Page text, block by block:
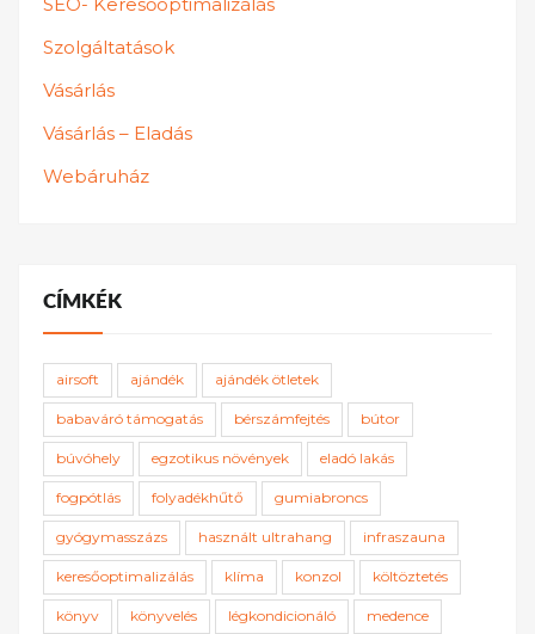
Szolgáltatások
Vásárlás
Vásárlás – Eladás
Webáruház
CÍMKÉK
airsoft ajándék ajándék ötletek
babaváró támogatás bérszámfejtés bútor
búvóhely egzotikus növények eladó lakás
fogpótlás folyadékhűtő gumiabroncs
gyógymasszázs használt ultrahang infraszauna
keresőoptimalizálás klíma konzol költöztetés
könyv könyvelés légkondicionáló medence